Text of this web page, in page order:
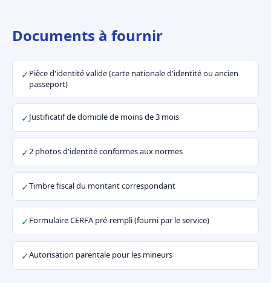
Documents à fournir
✓ Pièce d'identité valide (carte nationale d'identité ou ancien
passeport)
✓Justificatif de domicile de moins de 3 mois
✓2 photos d'identité conformes aux normes
✓Timbre fiscal du montant correspondant
✓ Formulaire CERFA pré-rempli (fourni par le service)
✓Autorisation parentale pour les mineurs